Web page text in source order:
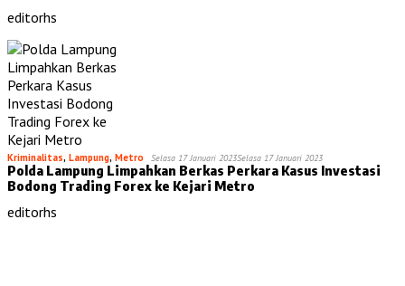
editorhs
Kriminalitas, Lampung, Metro Selasa 17 Januari 2023Selasa 17 Januari 2023
Polda Lampung Limpahkan Berkas Perkara Kasus Investasi
Bodong Trading Forex ke Kejari Metro
editorhs